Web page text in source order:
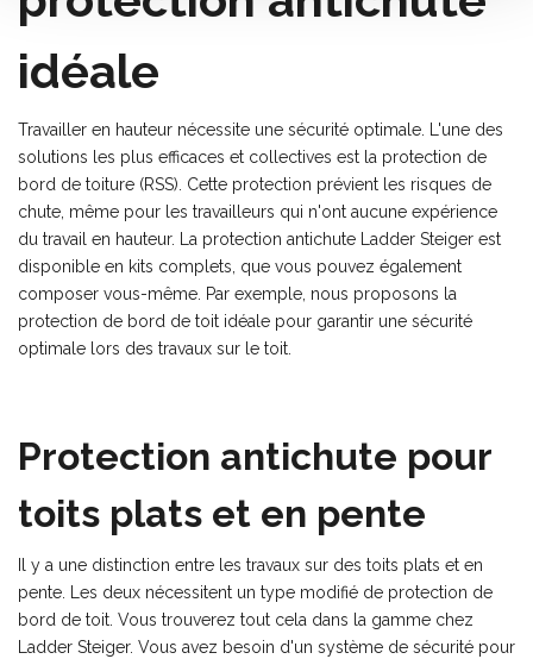
idéale
Travailler en hauteur nécessite une sécurité optimale. L'une des
solutions les plus efficaces et collectives est la protection de
bord de toiture (RSS). Cette protection prévient les risques de
chute, même pour les travailleurs qui n'ont aucune expérience
du travail en hauteur. La protection antichute Ladder Steiger est
disponible en kits complets, que vous pouvez également
composer vous-même. Par exemple, nous proposons la
protection de bord de toit idéale pour garantir une sécurité
optimale lors des travaux sur le toit.
Protection antichute pour
toits plats et en pente
Il y a une distinction entre les travaux sur des toits plats et en
pente. Les deux nécessitent un type modifié de protection de
bord de toit. Vous trouverez tout cela dans la gamme chez
Ladder Steiger. Vous avez besoin d'un système de sécurité pour